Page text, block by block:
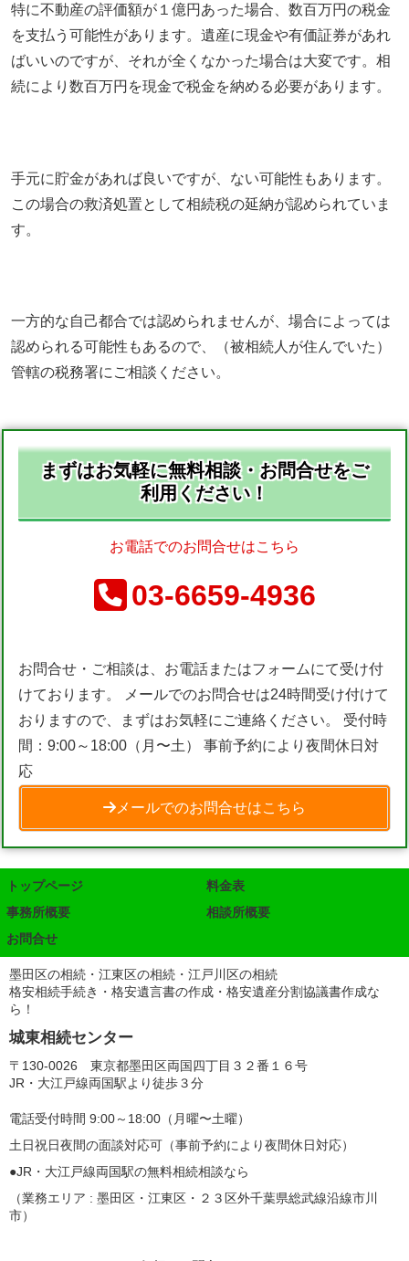
特に不動産の評価額が１億円あった場合、数百万円の税金
を支払う可能性があります。遺産に現金や有価証券があれ
ばいいのですが、それが全くなかった場合は大変です。相
続により数百万円を現金で税金を納める必要があります。
手元に貯金があれば良いですが、ない可能性もあります。
この場合の救済処置として相続税の延納が認められていま
す。
一方的な自己都合では認められませんが、場合によっては
認められる可能性もあるので、（被相続人が住んでいた）
管轄の税務署にご相談ください。
まずはお気軽に無料相談・お問合せをご
利用ください！
お電話でのお問合せはこちら
03-6659-4936
お問合せ・ご相談は、お電話またはフォームにて受け付
けております。 メールでのお問合せは24時間受け付けて
おりますので、まずはお気軽にご連絡ください。 受付時
間：9:00～18:00（月〜土） 事前予約により夜間休日対
応
メールでのお問合せはこちら
トップページ
料金表
事務所概要
相談所概要
お問合せ
墨田区の相続・江東区の相続・江戸川区の相続
格安相続手続き・格安遺言書の作成・格安遺産分割協議書作成な
ら！
城東相続センター
〒130-0026 東京都墨田区両国四丁目３２番１６号
JR・大江戸線両国駅より徒歩３分
電話受付時間 9:00～18:00（月曜〜土曜）
土日祝日夜間の面談対応可（事前予約により夜間休日対応）
●JR・大江戸線両国駅の無料相続相談なら
（業務エリア : 墨田区・江東区・２３区外千葉県総武線沿線市川
市）